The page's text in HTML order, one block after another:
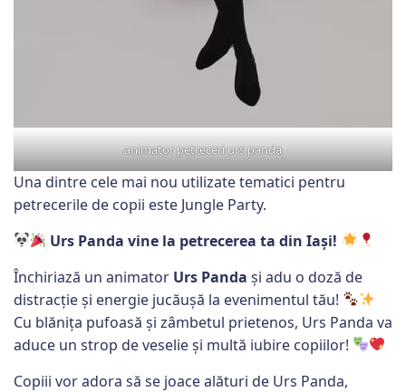
animator petreceri urs panda
Una dintre cele mai nou utilizate tematici pentru
petrecerile de copii este Jungle Party.
Urs Panda vine la petrecerea ta din Iași!
Închiriază un animator Urs Panda și adu o doză de
distracție și energie jucăușă la evenimentul tău!
Cu blănița pufoasă și zâmbetul prietenos, Urs Panda va
aduce un strop de veselie și multă iubire copiilor!
Copiii vor adora să se joace alături de Urs Panda,